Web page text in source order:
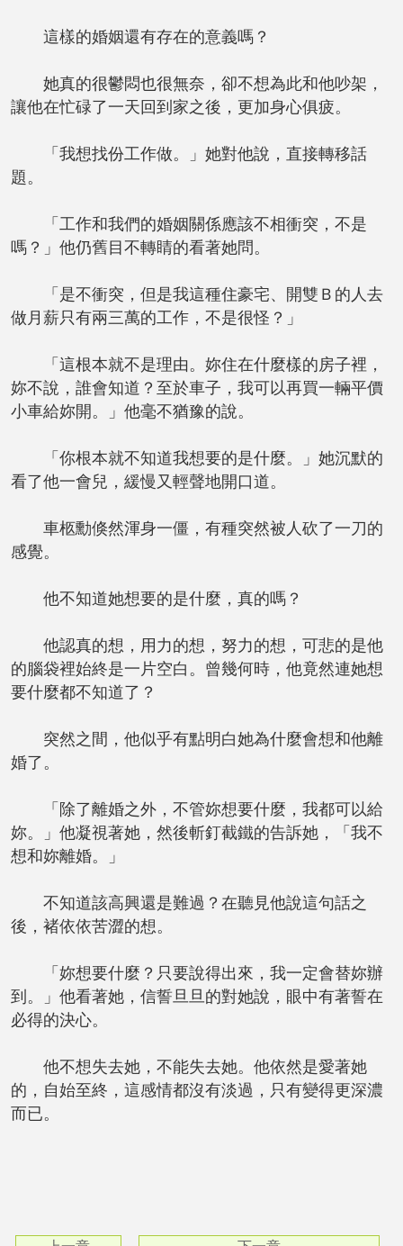
這樣的婚姻還有存在的意義嗎？
她真的很鬱悶也很無奈，卻不想為此和他吵架，
讓他在忙碌了一天回到家之後，更加身心俱疲。
「我想找份工作做。」她對他說，直接轉移話
題。
「工作和我們的婚姻關係應該不相衝突，不是
嗎？」他仍舊目不轉睛的看著她問。
「是不衝突，但是我這種住豪宅、開雙Ｂ的人去
做月薪只有兩三萬的工作，不是很怪？」
「這根本就不是理由。妳住在什麼樣的房子裡，
妳不說，誰會知道？至於車子，我可以再買一輛平價
小車給妳開。」他毫不猶豫的說。
「你根本就不知道我想要的是什麼。」她沉默的
看了他一會兒，緩慢又輕聲地開口道。
車柩勳倏然渾身一僵，有種突然被人砍了一刀的
感覺。
他不知道她想要的是什麼，真的嗎？
他認真的想，用力的想，努力的想，可悲的是他
的腦袋裡始終是一片空白。曾幾何時，他竟然連她想
要什麼都不知道了？
突然之間，他似乎有點明白她為什麼會想和他離
婚了。
「除了離婚之外，不管妳想要什麼，我都可以給
妳。」他凝視著她，然後斬釘截鐵的告訴她，「我不
想和妳離婚。」
不知道該高興還是難過？在聽見他說這句話之
後，褚依依苦澀的想。
「妳想要什麼？只要說得出來，我一定會替妳辦
到。」他看著她，信誓旦旦的對她說，眼中有著誓在
必得的決心。
他不想失去她，不能失去她。他依然是愛著她
的，自始至終，這感情都沒有淡過，只有變得更深濃
而已。